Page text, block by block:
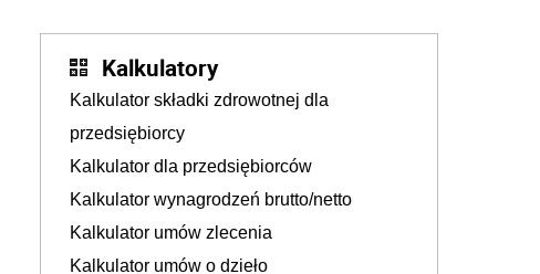
Kalkulatory
Kalkulator składki zdrowotnej dla
przedsiębiorcy
Kalkulator dla przedsiębiorców
Kalkulator wynagrodzeń brutto/netto
Kalkulator umów zlecenia
Kalkulator umów o dzieło